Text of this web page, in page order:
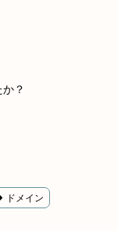
ドメイン